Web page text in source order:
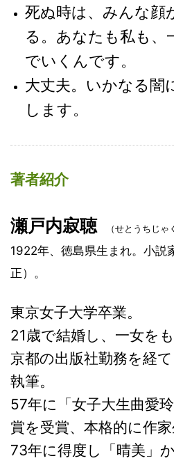
死ぬ時は、みんな顔
る。あなたも私も、
でいくんです。
大丈夫。いかなる闇
します。
著者紹介
瀬戸内寂聴 （せとうちじゃ
1922年、徳島県生まれ。小説
正）。
東京女子大学卒業。
21歳で結婚し、一女をも
京都の出版社勤務を経
執筆。
57年に「女子大生曲愛
賞を受賞、本格的に作家
73年に得度し「晴美」